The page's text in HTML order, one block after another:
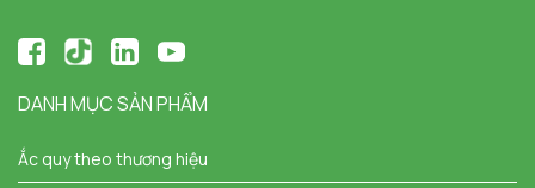
DANH MỤC SẢN PHẨM
Ắc quy theo thương hiệu